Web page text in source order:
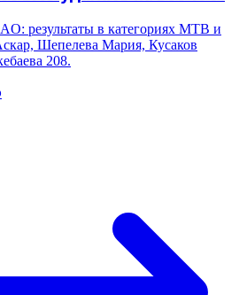
результаты в категориях MTB и
Шепелева Мария, Кусаков
208.